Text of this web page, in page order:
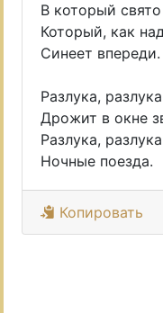
В который свято
Который, как
Синеет впереди.
Разлука,
Дрожит в окне
Разлука,
Ночные поезда.
Копировать